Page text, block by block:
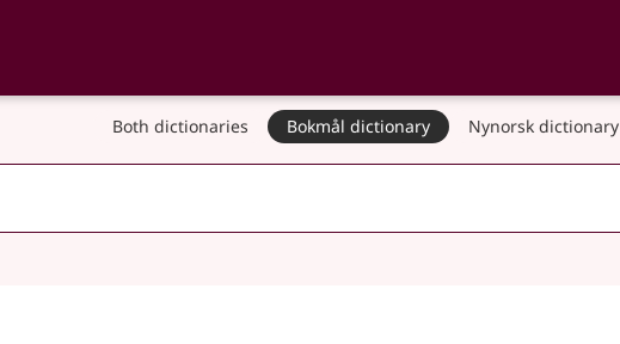
Both dictionaries Bokmål dictionary Nynorsk dictionary